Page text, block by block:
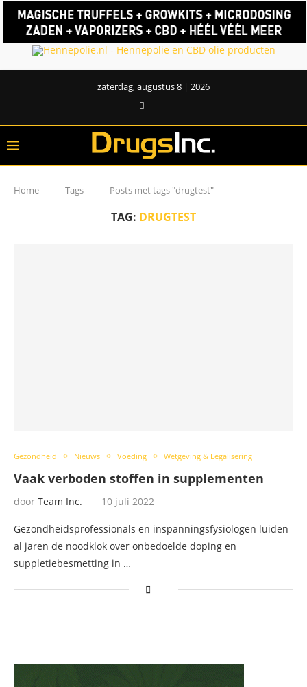
zaterdag, augustus 8 | 2026
Home Tags Posts met tags "drugtest"
TAG: DRUGTEST
Gezondheid Nieuws Voeding Wetgeving & Legalisering
Vaak verboden stoffen in supplementen
door Team Inc. 10 juli 2022
Gezondheidsprofessionals en inspanningsfysiologen luiden
al jaren de noodklok over onbedoelde doping en
suppletiebesmetting in …